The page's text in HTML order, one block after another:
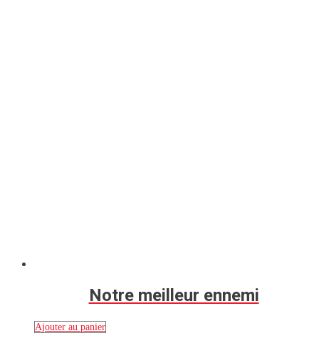
Notre meilleur ennemi
Ajouter au panier